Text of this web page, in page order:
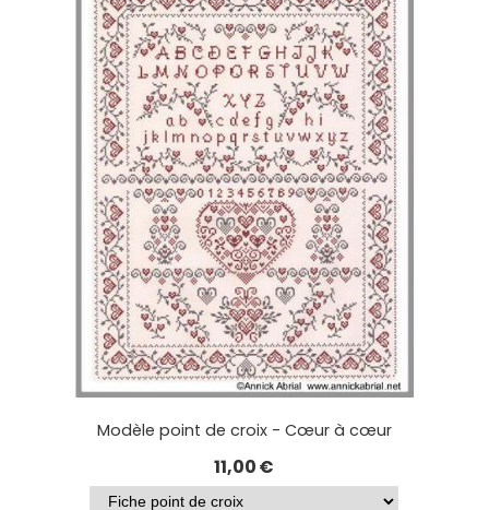
Modèle point de croix - Cœur à cœur
11,00€